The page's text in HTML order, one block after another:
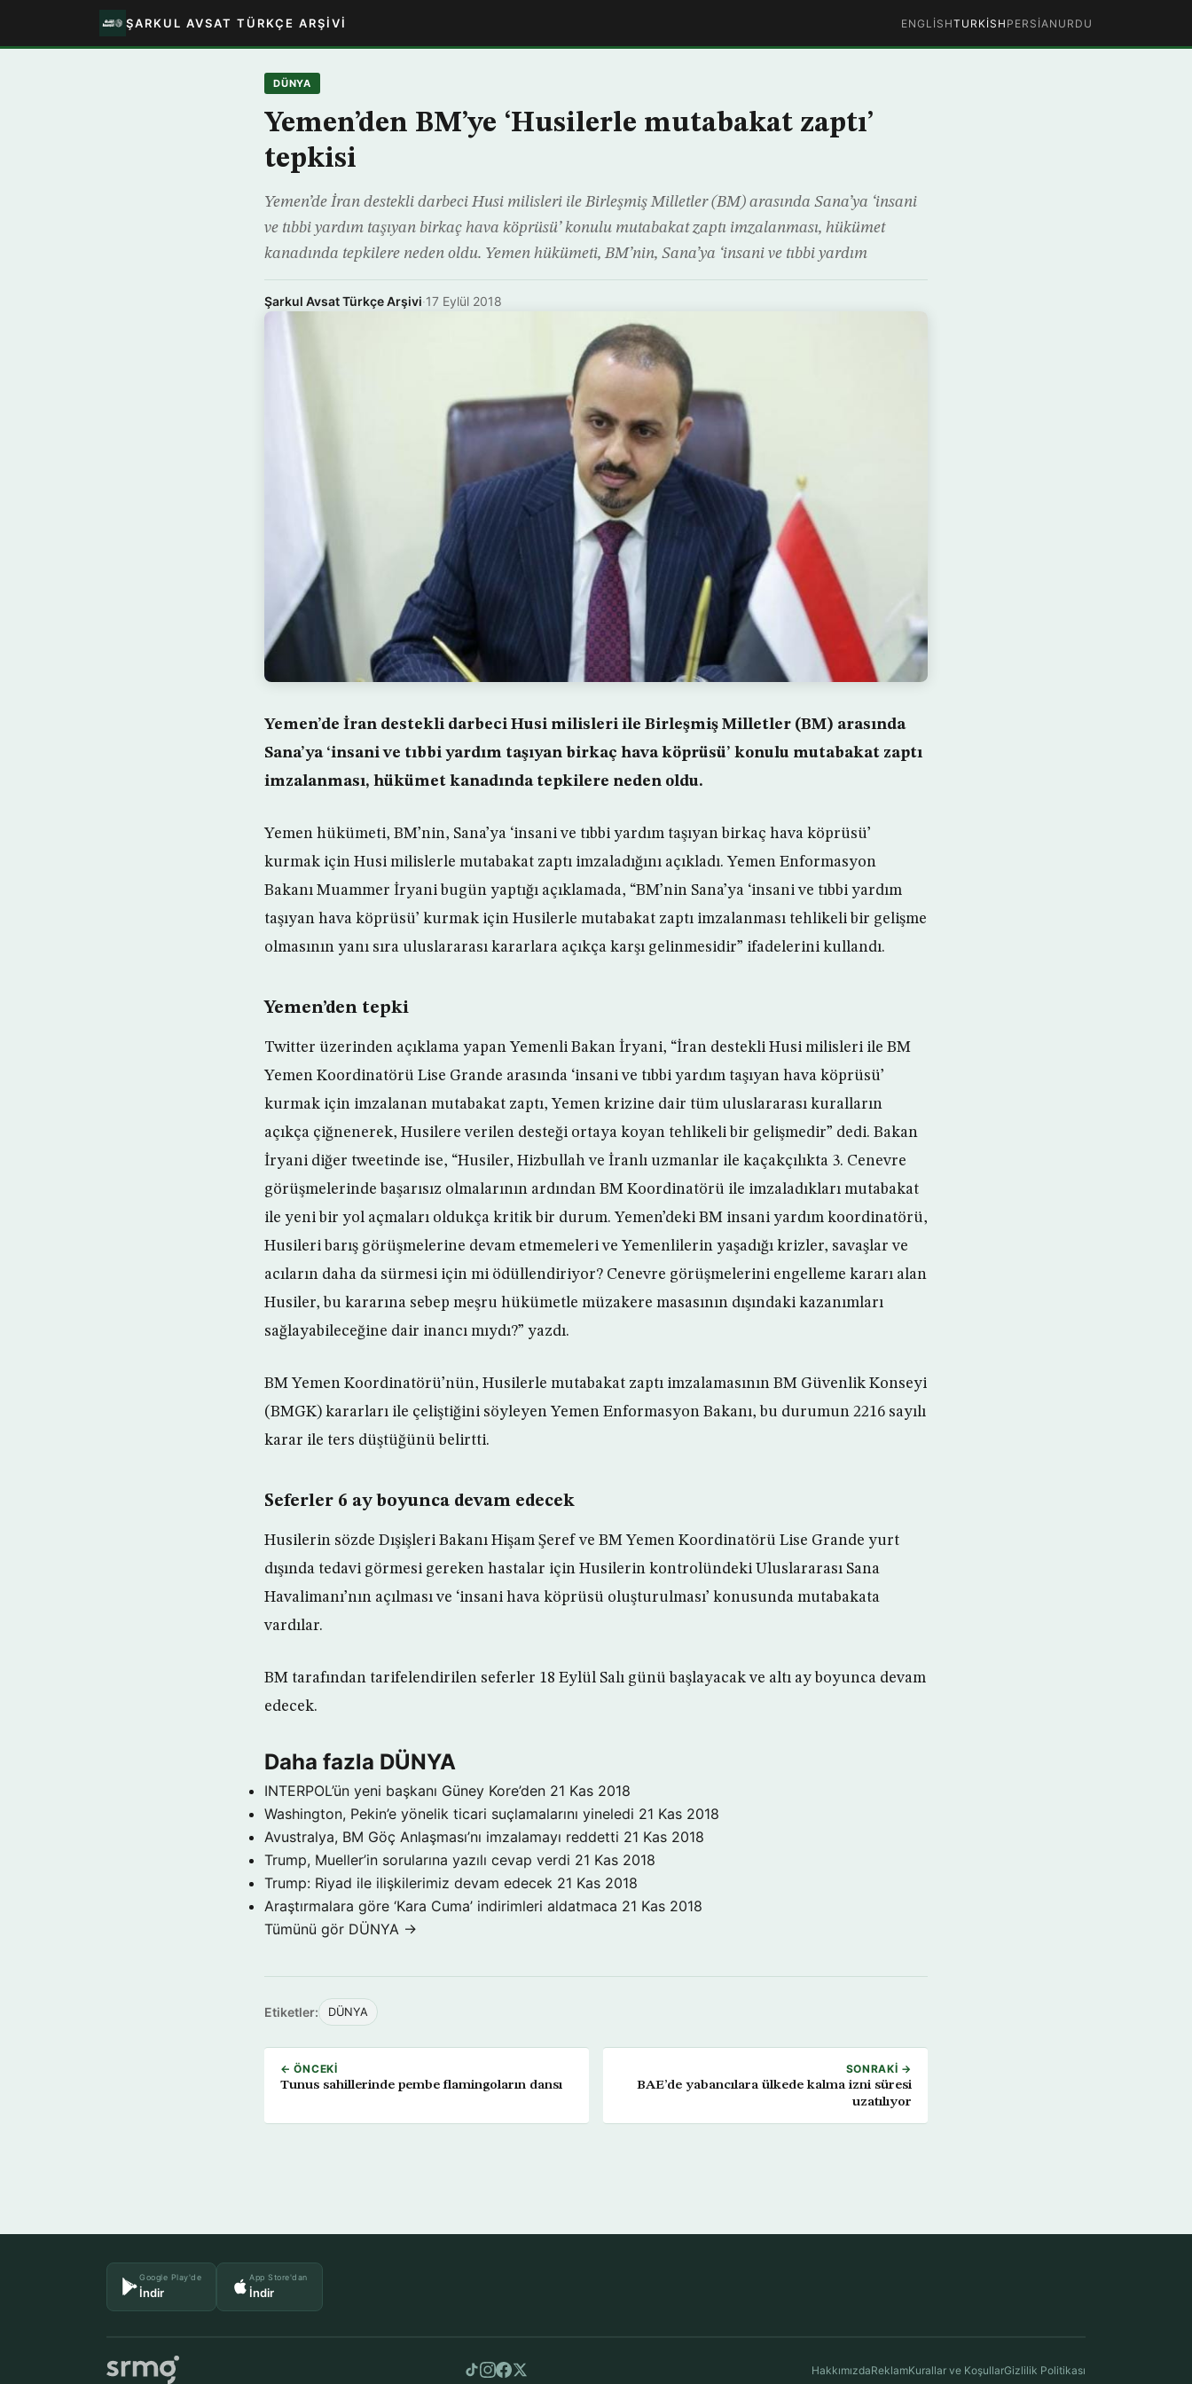
ŞARKUL AVSAT TÜRKÇE ARŞIVI ENGLISHTURKISH PERSIAN URDU
DÜNYA
Yemen’den BM’ye ‘Husilerle mutabakat zaptı’
tepkisi
Yemen’de İran destekli darbeci Husi milisleri ile Birleşmiş Milletler (BM) arasında Sana’ya ‘insani
ve tıbbi yardım taşıyan birkaç hava köprüsü’ konulu mutabakat zaptı imzalanması, hükümet
kanadında tepkilere neden oldu. Yemen hükümeti, BM’nin, Sana’ya ‘insani ve tıbbi yardım
Şarkul Avsat Türkçe Arşivi·17 Eylül 2018
Yemen’de İran destekli darbeci Husi milisleri ile Birleşmiş Milletler (BM) arasında
Sana’ya ‘insani ve tıbbi yardım taşıyan birkaç hava köprüsü’ konulu mutabakat zaptı
imzalanması, hükümet kanadında tepkilere neden oldu.
Yemen hükümeti, BM’nin, Sana’ya ‘insani ve tıbbi yardım taşıyan birkaç hava köprüsü’
kurmak için Husi milislerle mutabakat zaptı imzaladığını açıkladı. Yemen Enformasyon
Bakanı Muammer İryani bugün yaptığı açıklamada, “BM’nin Sana’ya ‘insani ve tıbbi yardım
taşıyan hava köprüsü’ kurmak için Husilerle mutabakat zaptı imzalanması tehlikeli bir gelişme
olmasının yanı sıra uluslararası kararlara açıkça karşı gelinmesidir” ifadelerini kullandı.
Yemen’den tepki
Twitter üzerinden açıklama yapan Yemenli Bakan İryani, “İran destekli Husi milisleri ile BM
Yemen Koordinatörü Lise Grande arasında ‘insani ve tıbbi yardım taşıyan hava köprüsü’
kurmak için imzalanan mutabakat zaptı, Yemen krizine dair tüm uluslararası kuralların
açıkça çiğnenerek, Husilere verilen desteği ortaya koyan tehlikeli bir gelişmedir” dedi. Bakan
İryani diğer tweetinde ise, “Husiler, Hizbullah ve İranlı uzmanlar ile kaçakçılıkta 3. Cenevre
görüşmelerinde başarısız olmalarının ardından BM Koordinatörü ile imzaladıkları mutabakat
ile yeni bir yol açmaları oldukça kritik bir durum. Yemen’deki BM insani yardım koordinatörü,
Husileri barış görüşmelerine devam etmemeleri ve Yemenlilerin yaşadığı krizler, savaşlar ve
acıların daha da sürmesi için mi ödüllendiriyor? Cenevre görüşmelerini engelleme kararı alan
Husiler, bu kararına sebep meşru hükümetle müzakere masasının dışındaki kazanımları
sağlayabileceğine dair inancı mıydı?” yazdı.
BM Yemen Koordinatörü’nün, Husilerle mutabakat zaptı imzalamasının BM Güvenlik Konseyi
(BMGK) kararları ile çeliştiğini söyleyen Yemen Enformasyon Bakanı, bu durumun 2216 sayılı
karar ile ters düştüğünü belirtti.
Seferler 6 ay boyunca devam edecek
Husilerin sözde Dışişleri Bakanı Hişam Şeref ve BM Yemen Koordinatörü Lise Grande yurt
dışında tedavi görmesi gereken hastalar için Husilerin kontrolündeki Uluslararası Sana
Havalimanı’nın açılması ve ‘insani hava köprüsü oluşturulması’ konusunda mutabakata
vardılar.
BM tarafından tarifelendirilen seferler 18 Eylül Salı günü başlayacak ve altı ay boyunca devam
edecek.
Daha fazla DÜNYA
INTERPOL’ün yeni başkanı Güney Kore’den 21 Kas 2018
Washington, Pekin’e yönelik ticari suçlamalarını yineledi 21 Kas 2018
Avustralya, BM Göç Anlaşması’nı imzalamayı reddetti 21 Kas 2018
Trump, Mueller’in sorularına yazılı cevap verdi 21 Kas 2018
Trump: Riyad ile ilişkilerimiz devam edecek 21 Kas 2018
Araştırmalara göre ‘Kara Cuma’ indirimleri aldatmaca 21 Kas 2018
Tümünü gör DÜNYA →
Etiketler: DÜNYA
← ÖNCEKI
Tunus sahillerinde pembe flamingoların dansı
SONRAKI →
BAE’de yabancılara ülkede kalma izni süresi
uzatılıyor
Google Play'de
İndir
App Store'dan
İndir
HakkımızdaReklamKurallar ve KoşullarGizlilik Politikası